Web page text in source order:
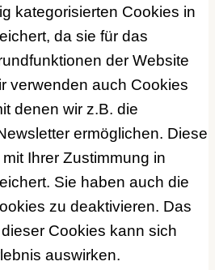
kategorisierten Cookies in
da sie für das
der Website
verwenden auch Cookies
denen wir z.B. die
ermöglichen. Diese
Ihrer Zustimmung in
Sie haben auch die
zu deaktivieren. Das
Cookies kann sich
auswirken.